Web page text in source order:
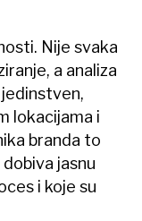
Nije svaka
a analiza
lokacijama i
branda to
jasnu
i koje su